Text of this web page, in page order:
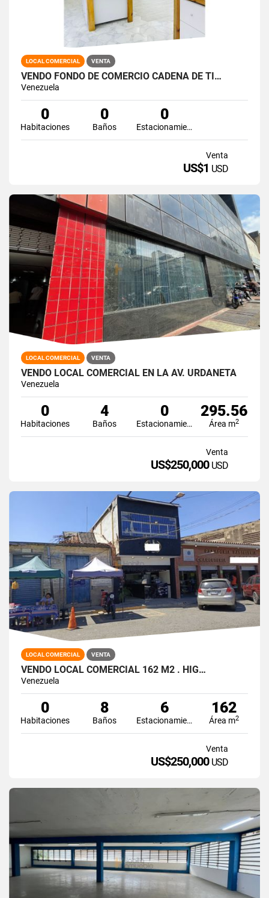
LOCAL COMERCIAL VENTA
VENDO FONDO DE COMERCIO CADENA DE TI…
Venezuela
0
Habitaciones
0
Baños
0
Estacionamiento
Venta
US$1 USD
LOCAL COMERCIAL VENTA
VENDO LOCAL COMERCIAL EN LA AV. URDANETA
Venezuela
0
Habitaciones
4
Baños
0
Estacionamiento
295.56
Área m2
Venta
US$250,000 USD
LOCAL COMERCIAL VENTA
VENDO LOCAL COMERCIAL 162 M2 . HIG…
Venezuela
0
Habitaciones
8
Baños
6
Estacionamiento
162
Área m2
Venta
US$250,000 USD